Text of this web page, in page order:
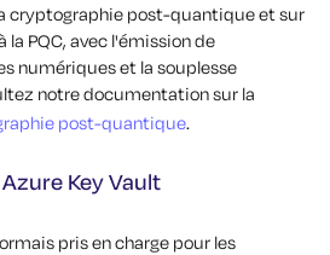
cryptographie post-quantique et sur
la PQC, avec l'émission de
numériques et la souplesse
notre documentation sur la
post-quantique.
Key Vault
pris en charge pour les